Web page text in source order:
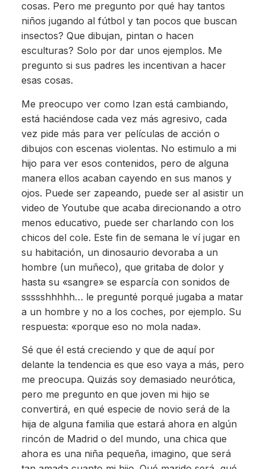
cosas. Pero me pregunto por qué hay tantos
niños jugando al fútbol y tan pocos que buscan
insectos? Que dibujan, pintan o hacen
esculturas? Solo por dar unos ejemplos. Me
pregunto si sus padres les incentivan a hacer
esas cosas.
Me preocupo ver como Izan está cambiando,
está haciéndose cada vez más agresivo, cada
vez pide más para ver películas de acción o
dibujos con escenas violentas. No estimulo a mi
hijo para ver esos contenidos, pero de alguna
manera ellos acaban cayendo en sus manos y
ojos. Puede ser zapeando, puede ser al asistir un
video de Youtube que acaba direcionando a otro
menos educativo, puede ser charlando con los
chicos del cole. Este fin de semana le ví jugar en
su habitación, un dinosaurio devoraba a un
hombre (un muñeco), que gritaba de dolor y
hasta su «sangre» se esparcía con sonidos de
ssssshhhhh… le pregunté porqué jugaba a matar
a un hombre y no a los coches, por ejemplo. Su
respuesta: «porque eso no mola nada».
Sé que él está creciendo y que de aquí por
delante la tendencia es que eso vaya a más, pero
me preocupa. Quizás soy demasiado neurótica,
pero me pregunto en que joven mi hijo se
convertirá, en qué especie de novio será de la
hija de alguna familia que estará ahora en algún
rincón de Madrid o del mundo, una chica que
ahora es una niña pequeña, imagino, que será